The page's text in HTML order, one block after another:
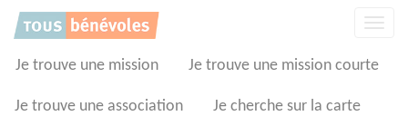
Je trouve une mission Je trouve une mission courte
Je trouve une association Je cherche sur la carte
Panneau de gestion des cookies